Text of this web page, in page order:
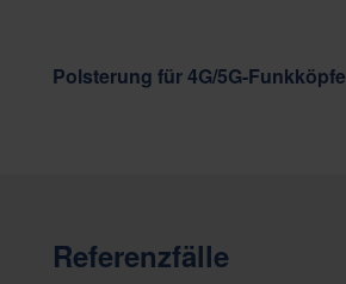
Polsterung für 4G/5G-Funkköpfe
Referenzfälle